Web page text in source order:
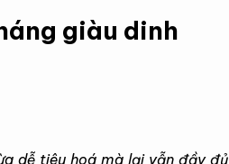
giàu dinh
dễ tiêu hoá mà lại vẫn đầy đủ